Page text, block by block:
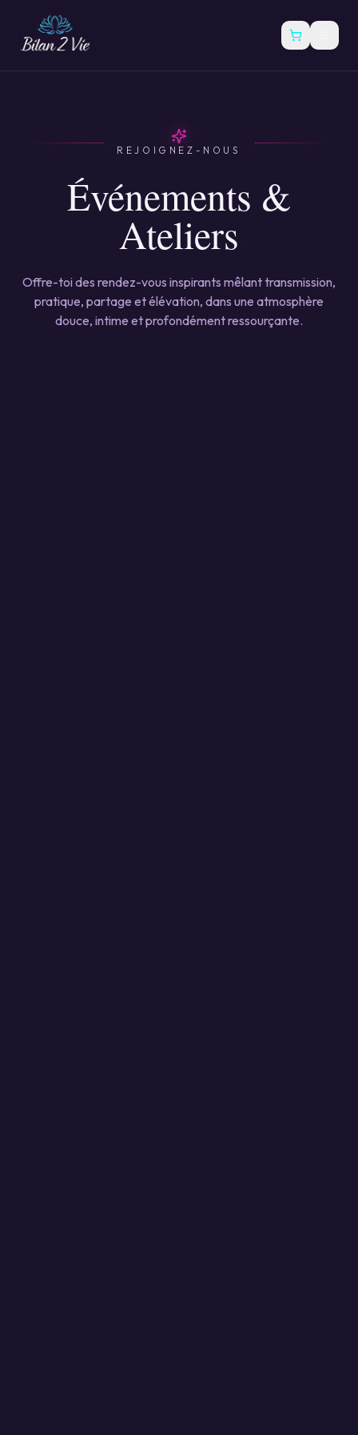
REJOIGNEZ-NOUS
Événements &
Ateliers
Offre-toi des rendez-vous inspirants mêlant transmission,
pratique, partage et élévation, dans une atmosphère
douce, intime et profondément ressourçante.